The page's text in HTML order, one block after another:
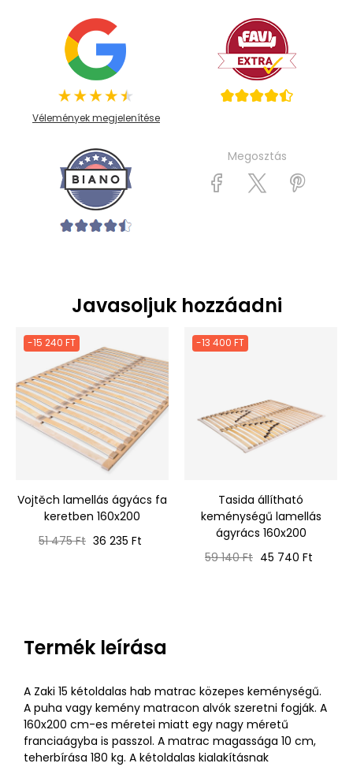
Vélemények megjelenítése
Megosztás
Javasoljuk hozzáadni
-15 240 FT
Vojtěch lamellás ágyács fa
keretben 160x200
Normál
51 475 Ft Ár
36 235 Ft
-13 400 FT
Tasida állítható
keménységű lamellás
ágyrács 160x200
Normál
59 140 Ft Ár
45 740 Ft
Termék leírása
A Zaki 15 kétoldalas hab matrac közepes keménységű.
A puha vagy kemény matracon alvók szeretni fogják. A
160x200 cm-es méretei miatt egy nagy méretű
franciaágyba is passzol. A matrac magassága 10 cm,
teherbírása 180 kg. A kétoldalas kialakításnak